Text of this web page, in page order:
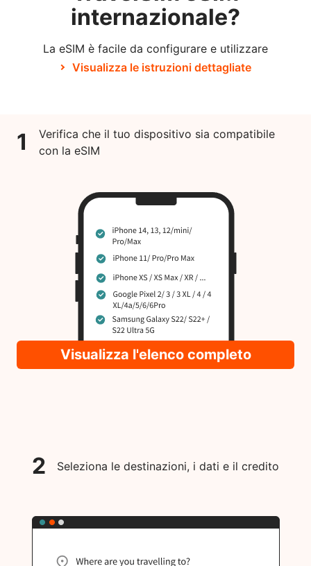
internazionale?
La eSIM è facile da configurare e utilizzare
Visualizza le istruzioni dettagliate
1
Verifica che il tuo dispositivo sia compatibile
con la eSIM
Visualizza l'elenco completo
2 Seleziona le destinazioni, i dati e il credito